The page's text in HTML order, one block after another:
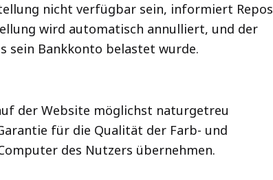
nicht verfügbar sein, informiert Repos
wird automatisch annulliert, und der
sein Bankkonto belastet wurde.
der Website möglichst naturgetreu
für die Qualität der Farb- und
des Nutzers übernehmen.